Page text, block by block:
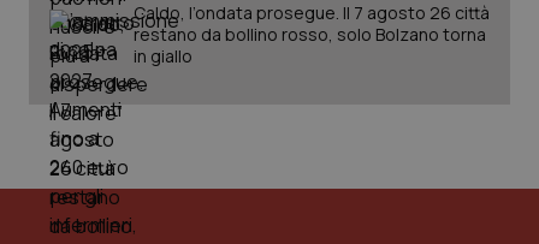
Caldo, l’ondata prosegue. Il 7 agosto 26 città
restano da bollino rosso, solo Bolzano torna
in giallo